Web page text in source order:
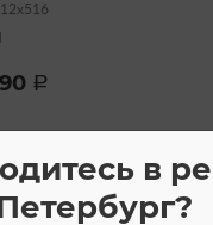
a
в